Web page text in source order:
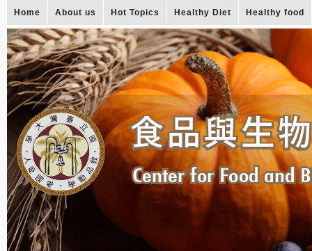
Home About us Hot Topics Healthy Diet Healthy food